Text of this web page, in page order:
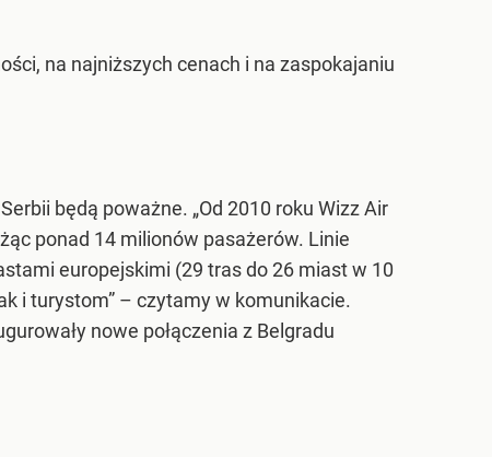
na najniższych cenach i na zaspokajaniu
będą poważne. „Od 2010 roku Wizz Air
ponad 14 milionów pasażerów. Linie
europejskimi (29 tras do 26 miast w 10
i turystom” – czytamy w komunikacie.
nowe połączenia z Belgradu